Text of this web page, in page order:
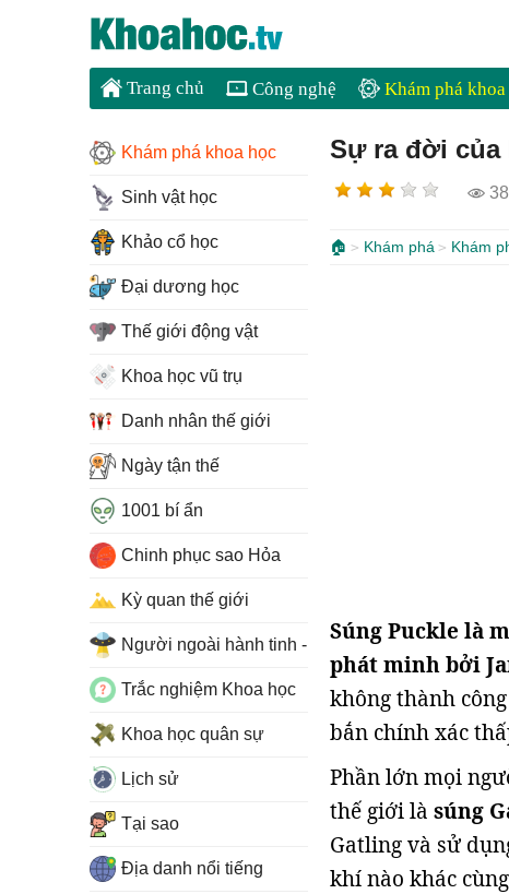
Trang chủ Công nghệ Khám phá khoa
Sự ra đời của
🏠 Khám phá Khám
Súng Puckle là
phát minh bởi
không thành
bắn chính xác
Phần lớn mọi
thế giới là súng
Gatling và sử
khí nào khác
Khám phá khoa học
Sinh vật học
Khảo cổ học
Đại dương học
Thế giới động vật
Khoa học vũ trụ
Danh nhân thế giới
Ngày tận thế
1001 bí ẩn
Chinh phục sao Hỏa
Kỳ quan thế giới
Người ngoài hành tinh - UFO
Trắc nghiệm Khoa học
Khoa học quân sự
Lịch sử
Tại sao
Địa danh nổi tiếng